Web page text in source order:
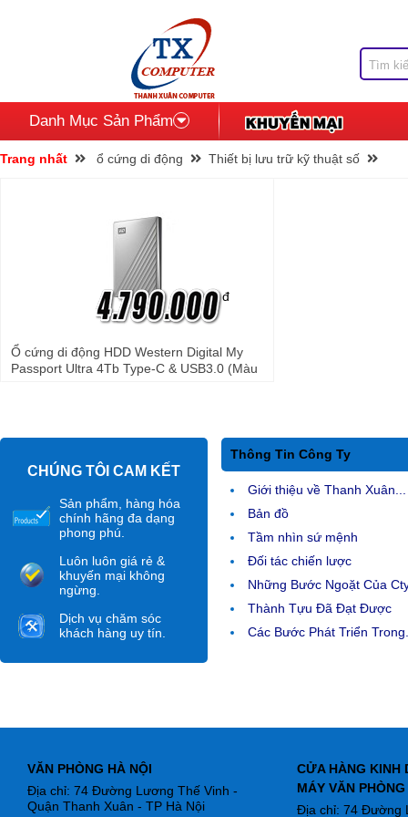
Danh Mục Sản Phẩm
Trang nhất ổ cứng di động Thiết bị lưu trữ kỹ thuật số
đ
Ổ cứng di động HDD Western Digital My
Passport Ultra 4Tb Type-C & USB3.0 (Màu
CHÚNG TÔI CAM KẾT
Sản phẩm, hàng hóa
chính hãng đa dạng
phong phú.
Luôn luôn giá rẻ &
khuyến mại không
ngừng.
Dịch vụ chăm sóc
khách hàng uy tín.
Thông Tin Công Ty
Giới thiệu về Thanh Xuân...
Bản đồ
Tầm nhìn sứ mệnh
Đối tác chiến lược
Những Bước Ngoặt Của
Thành Tựu Đã Đạt Được
Các Bước Phát Triển
VĂN PHÒNG HÀ NỘI
Địa chỉ: 74 Đường Lương Thế Vinh -
Quận Thanh Xuân - TP Hà Nội
CỬA HÀNG KINH
MÁY VĂN PHÒNG
Địa chỉ: 74 Đường